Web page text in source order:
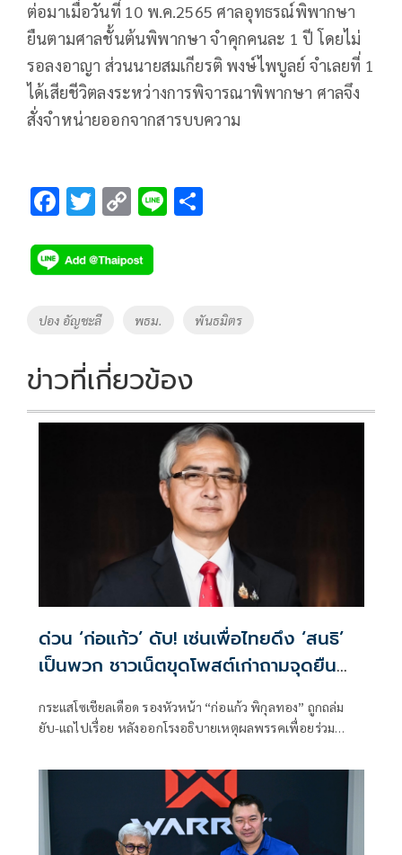
ต่อมาเมื่อวันที่ 10 พ.ค.2565 ศาลอุทธรณ์พิพากษา
ยืนตามศาลชั้นต้นพิพากษา จำคุกคนละ 1 ปี โดยไม่
รอลงอาญา ส่วนนายสมเกียรติ พงษ์ไพบูลย์ จำเลยที่ 1
ได้เสียชีวิตลงระหว่างการพิจารณาพิพากษา ศาลจึง
สั่งจำหน่ายออกจากสารบบความ
F
e
b
o
k
T
tt
er
C
p
y
Li
k
Li
Tags
ปอง อัญชะลี พธม. พันธมิตร
ข่าวที่เกี่ยวข้อง
ด่วน ‘ก่อแก้ว’ ดับ! เซ่นเพื่อไทยดึง ‘สนธิ’
เป็นพวก ชาวเน็ตขุดโพสต์เก่าถามจุดยืน
กระแสโซเชียลเดือด รองหัวหน้า “ก่อแก้ว พิกุลทอง” ถูกถล่ม
ยับ-แถไปเรื่อย หลังออกโรงอธิบายเหตุผลพรรคเพื่อยร่วม
ต่อจุดยืน “จตุพร พรหมพันธุ์” ที่ขึ้นเวทีเดียวกับอดีตแกนนำพัน
ธมิตรฯเมื่อกลางปีนี้